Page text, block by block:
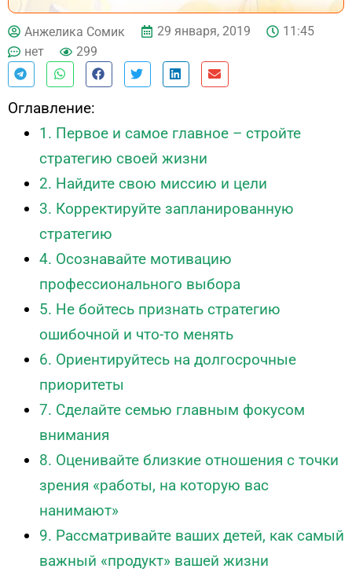
ДЕЙСТВУЙ
Анжелика Сомик 29 января, 2019
11:45
нет
299
Оглавление:
1. Первое и самое главное – стройте
стратегию своей жизни
2. Найдите свою миссию и цели
3. Корректируйте запланированную
стратегию
4. Осознавайте мотивацию
профессионального выбора
5. Не бойтесь признать стратегию
ошибочной и что-то менять
6. Ориентируйтесь на долгосрочные
приоритеты
7. Сделайте семью главным фокусом
внимания
8. Оценивайте близкие отношения с точки
зрения «работы, на которую вас
нанимают»
9. Рассматривайте ваших детей, как самый
важный «продукт» вашей жизни